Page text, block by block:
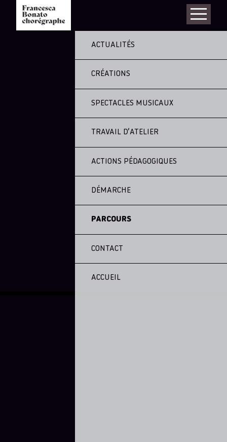
ACTUALITÉS
CRÉATIONS
SPECTACLES MUSICAUX
TRAVAIL D’ATELIER
ACTIONS PÉDAGOGIQUES
DÉMARCHE
PARCOURS
CONTACT
ACCUEIL